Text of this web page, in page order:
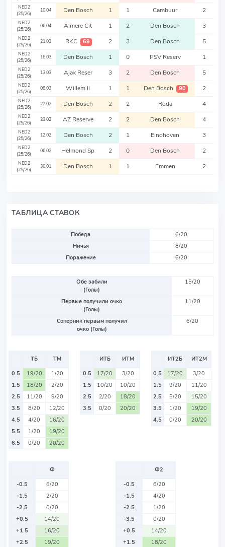
NED2
(25/26)
10.04 Den Bosch 1 1 Cambuur 2
NED2
(25/26)
06.04 Almere Cit 1 2 Den Bosch 3
NED2
(25/26)
21.03 RKC 69 2 3 Den Bosch 5
NED2
(25/26)
16.03 Den Bosch 1 0 PSV Reserv 1
NED2
(25/26)
13.03 Ajax Reser 3 2 Den Bosch 5
NED2
(25/26)
08.03 Willem II 1 1 Den Bosch 90 2
NED2
(25/26)
27.02 Den Bosch 2 2 Roda 4
NED2
(25/26)
23.02 AZ Reserve 2 2 Den Bosch 4
NED2
(25/26)
12.02 Den Bosch 2 1 Eindhoven 3
NED2
(25/26)
06.02 Helmond Sp 2 0 Den Bosch 2
NED2
(25/26)
30.01 Den Bosch 1 1 Emmen 2
ТАБЛИЦА СТАВОК
Победа
6/20
Ничья
8/20
Поражение
6/20
Обе забили
(Голы)
15/20
Первые получили очко
(Голы)
11/20
Соперник первым получил
очко (Голы)
6/20
ТБ
ТМ
0.5
19/20
1/20
1.5
18/20
2/20
2.5
11/20
9/20
3.5
8/20
12/20
4.5
4/20
16/20
5.5
1/20
19/20
6.5
0/20 20/20
ИТБ
ИТМ
0.5
17/20
3/20
1.5
10/20
10/20
2.5
2/20
18/20
3.5
0/20 20/20
ИТ2Б
ИТ2М
0.5
17/20
3/20
1.5
9/20
11/20
2.5
5/20
15/20
3.5
1/20
19/20
4.5
0/20 20/20
Ф
-0.5
6/20
-1.5
2/20
-2.5
0/20
+0.5
14/20
+1.5
16/20
+2.5
19/20
Ф2
-0.5
6/20
-1.5
4/20
-2.5
1/20
-3.5
0/20
+0.5
14/20
+1.5
18/20